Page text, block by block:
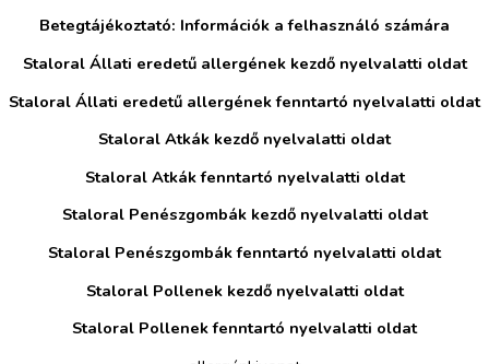
Betegtájékoztató: Információk a felhasználó számára
Staloral Állati eredetű allergének kezdő nyelvalatti oldat
Staloral Állati eredetű allergének fenntartó nyelvalatti oldat
Staloral Atkák kezdő nyelvalatti oldat
Staloral Atkák fenntartó nyelvalatti oldat
Staloral Penészgombák kezdő nyelvalatti oldat
Staloral Penészgombák fenntartó nyelvalatti oldat
Staloral Pollenek kezdő nyelvalatti oldat
Staloral Pollenek fenntartó nyelvalatti oldat